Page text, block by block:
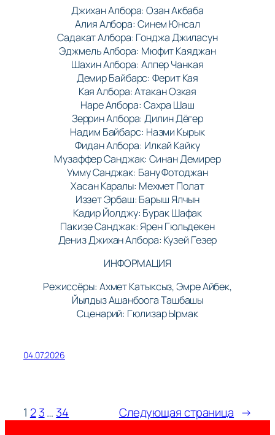
Джихан Албора: Озан Акбаба
Алия Албора: Синем Юнсал
Садакат Албора: Гонджа Джиласун
Эджмель Албора: Мюфит Каяджан
Шахин Албора: Алпер Чанкая
Демир Байбарс: Ферит Кая
Кая Албора: Атакан Озкая
Наре Албора: Сахра Шаш
Зеррин Албора: Дилин Дёгер
Надим Байбарс: Назми Кырык
Фидан Албора: Илкай Кайку
Музаффер Санджак: Синан Демирер
Умму Санджак: Бану Фотоджан
Хасан Каралы: Мехмет Полат
Иззет Эрбаш: Барыш Ялчын
Кадир Йолджу: Бурак Шафак
Пакизе Санджак: Ярен Гюльдекен
Дениз Джихан Албора: Кузей Гезер
ИНФОРМАЦИЯ
Режиссёры: Ахмет Катыксыз, Эмре Айбек,
Йылдыз Ашанбоога Ташбашы
Сценарий: Гюлизар Ырмак
04.07.2026
1 2 3… 34 Следующая страница →